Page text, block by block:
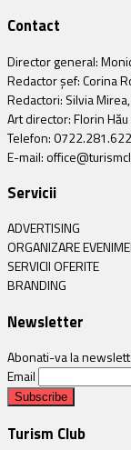
Contact
Director general:
Redactor șef: Corina
Redactori: Silvia
Art director: Florin Hău
Telefon: 0722.281.622
E-mail:
Servicii
ADVERTISING
ORGANIZARE
SERVICII OFERITE
BRANDING
Newsletter
Abonati-va la
Email
Turism Club